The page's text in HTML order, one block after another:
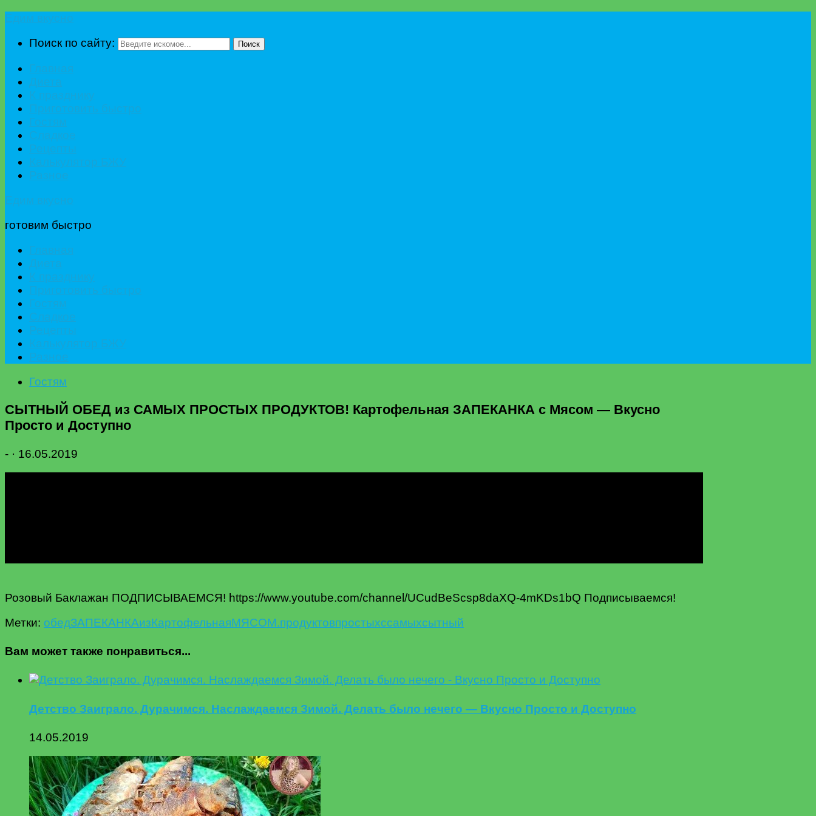
Поиск по сайту:
Поиск
готовим быстро
Гостям
СЫТНЫЙ ОБЕД из САМЫХ ПРОСТЫХ ПРОДУКТОВ! Картофельная ЗАПЕКАНКА с Мясом — Вкусно
Просто и Доступно
- · 16.05.2019
Розовый Баклажан ПОДПИСЫВАЕМСЯ! https://www.youtube.com/channel/UCudBeScsp8daXQ-4mKDs1bQ Подписываемся!
Метки: oбедЗАПЕКАНКАизКартофельнаяМЯСОМ.продуктовпростыхссамыхсытный
Вам может также понравиться...
Детство Заиграло. Дурачимся. Наслаждаемся Зимой. Делать было нечего — Вкусно Просто и Доступно
14.05.2019